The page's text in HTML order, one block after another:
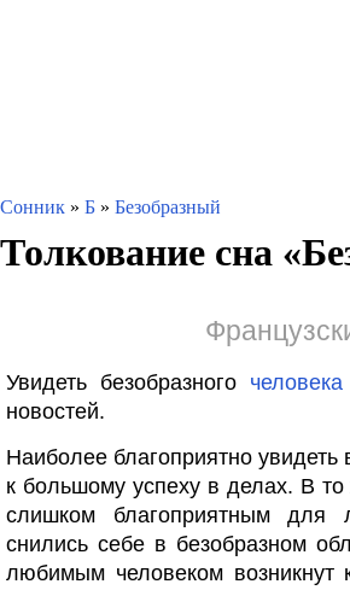
Сонник » Б » Безобразный
Толкование сна «
Увидеть безобразного человека
новостей.
Наиболее благоприятно
к большому успеху в делах. В
слишком благоприятным для
снились себе в безобразном
любимым человеком возникнут